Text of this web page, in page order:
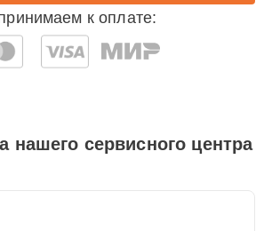
к оплате:
нашего сервисного центра